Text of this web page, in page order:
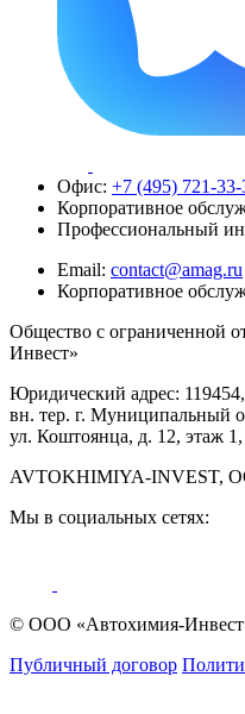
Офис: +7 (495) 721-33-
Корпоративное
Профессиональный
Email: contact@amag.ru
Корпоративное
Общество с ограниченной
Инвест»
Юридический адрес:
вн. тер. г. Муниципальный
ул. Коштоянца, д. 12, этаж
AVTOKHIMIYA-INVEST,
Мы в социальных сетях:
© ООО «Автохимия-
Публичный договор